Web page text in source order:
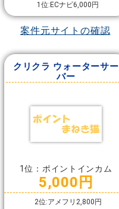
1位:ECナビ6,000円
案件元サイトの確認
クリクラ ウォーターサー
バー
1位：ポイントインカム
5,000円
2位:アメフリ2,800円